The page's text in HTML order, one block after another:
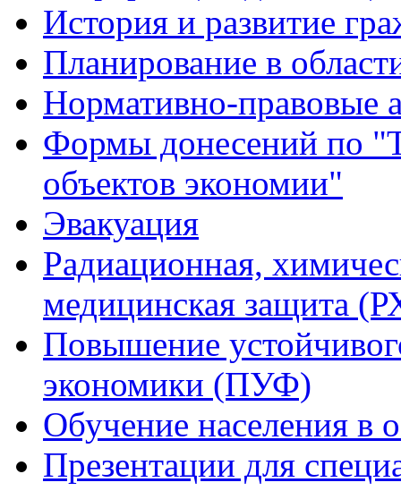
История и развитие
Планирование в
Нормативно-
Формы донесений по
объектов экономии"
Эвакуация
Радиационная,
медицинская защита
Повышение
экономики (ПУФ)
Обучение населения
Презентации для